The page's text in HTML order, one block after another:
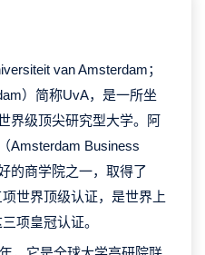
van Amsterdam；
）简称UvA，是一所坐
界级顶尖研究型大学。阿
Amsterdam Business
的商学院之一，取得了
世界顶级认证，是世界上
项皇冠认证。